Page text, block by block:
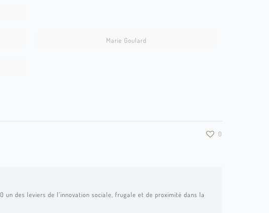
Marie Goulard
0
des leviers de l’innovation sociale, frugale et de proximité dans la